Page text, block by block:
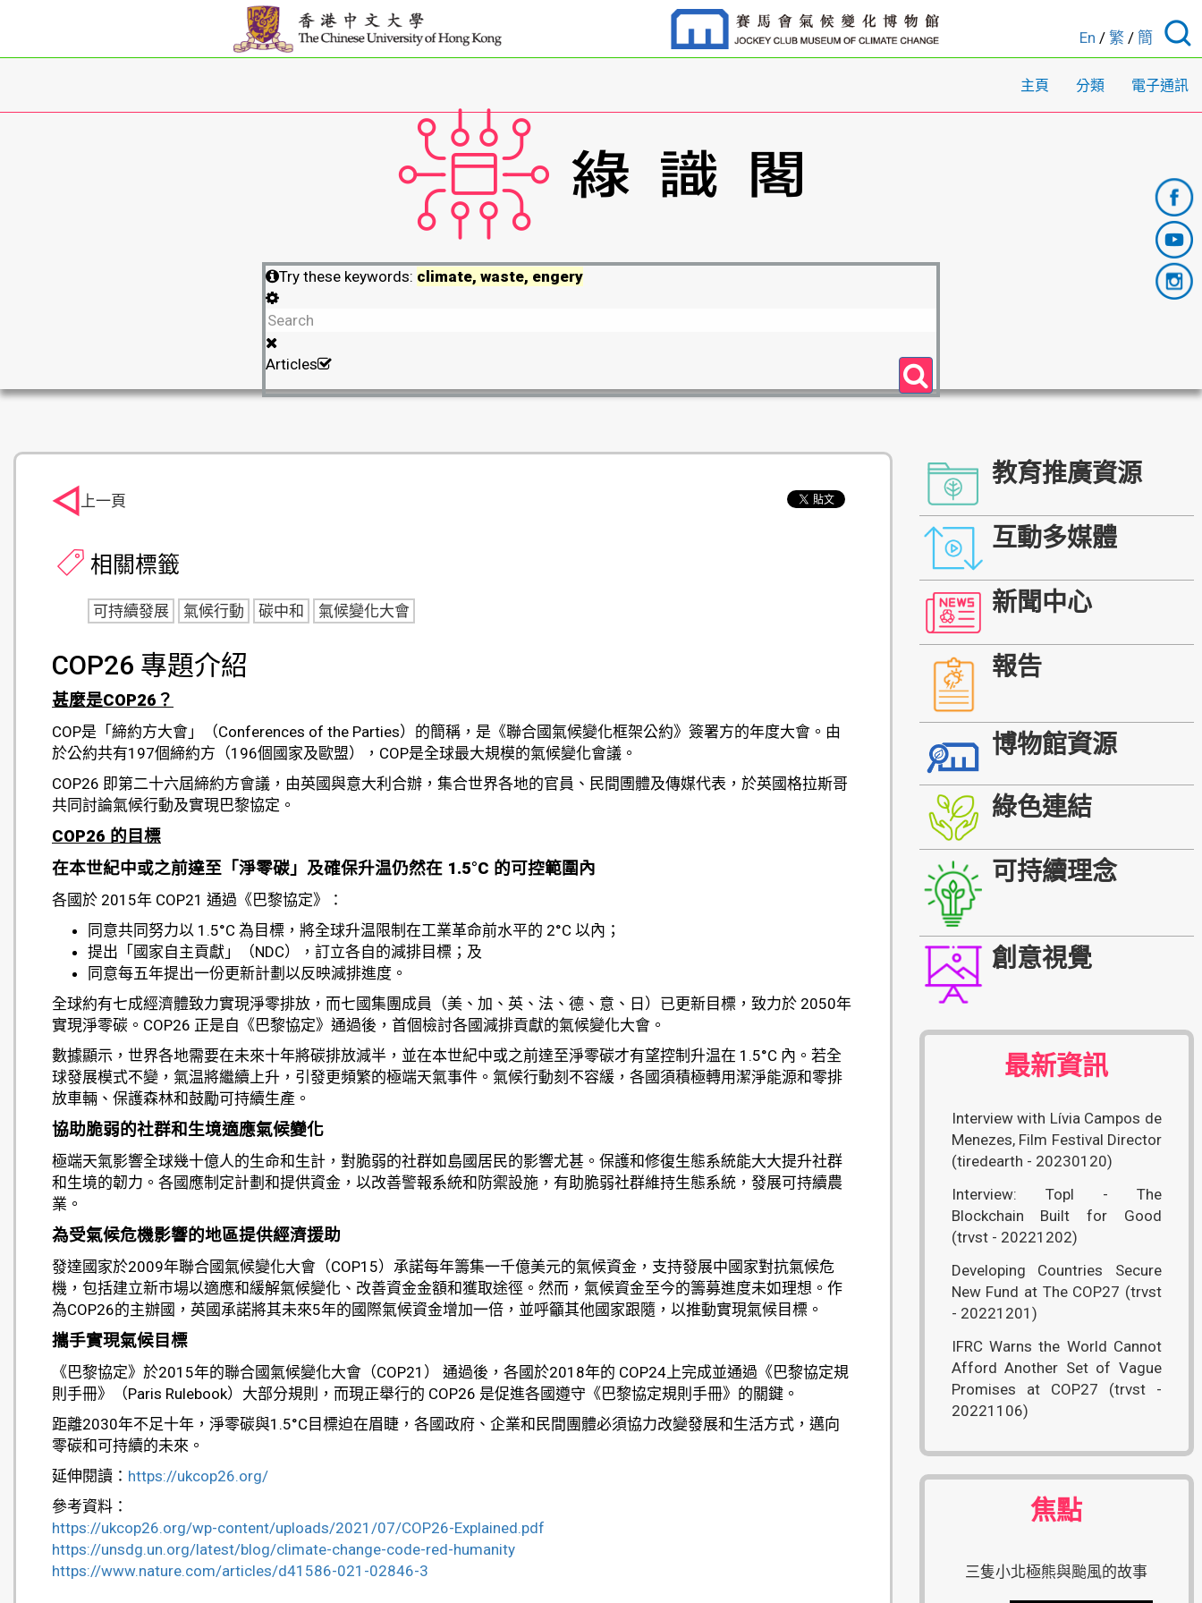
En / 繁 / 簡
主頁 分類 電子通訊
Try these keywords: climate, waste, engery
Articles
COP26 專題介紹
甚麼是COP26？
COP是「締約方大會」（Conferences of the Parties）的簡稱，是《聯合國氣候變化框架公約》簽署方的年度大會。由
於公約共有197個締約方（196個國家及歐盟），COP是全球最大規模的氣候變化會議。
COP26 即第二十六屆締約方會議，由英國與意大利合辦，集合世界各地的官員、民間圑體及傳媒代表，於英國格拉斯哥
共同討論氣候行動及實現巴黎協定。
COP26 的目標
在本世紀中或之前達至 「淨零碳 」 及確保升温仍然在 1.5°C 的可控範圍內
各國於 2015年 COP21 通過《巴黎協定》：
同意共同努力以 1.5°C 為目標，將全球升温限制在工業革命前水平的 2°C 以內；
提出「國家自主貢獻」（NDC），訂立各自的減排目標；及
同意每五年提出一份更新計劃以反映減排進度。
全球約有七成經濟體致力實現淨零排放，而七國集團成員（美、加、英、法、德、意、日）已更新目標，致力於 2050年
實現淨零碳。COP26 正是自《巴黎協定》通過後，首個檢討各國減排貢獻的氣候變化大會。
數據顯示，世界各地需要在未來十年將碳排放減半，並在本世紀中或之前達至淨零碳才有望控制升温在 1.5°C 內。若全
球發展模式不變，氣温將繼續上升，引發更頻繁的極端天氣事件。氣候行動刻不容緩，各國須積極轉用潔淨能源和零排
放車輛、保護森林和鼓勵可持續生產。
協助脆弱的社群和生境適應氣候變化
極端天氣影響全球幾十億人的生命和生計，對脆弱的社群如島國居民的影響尤甚。保護和修復生態系統能大大提升社群
和生境的韌力。各國應制定計劃和提供資金，以改善警報系統和防禦設施，有助脆弱社群維持生態系統，發展可持續農
業。
為受氣候危機影響的地區提供經濟援助
發達國家於2009年聯合國氣候變化大會（COP15）承諾每年籌集一千億美元的氣候資金，支持發展中國家對抗氣候危
機，包括建立新市場以適應和緩解氣候變化、改善資金金額和獲取途徑。然而，氣候資金至今的籌募進度未如理想。作
為COP26的主辦國，英國承諾將其未來5年的國際氣候資金增加一倍，並呼籲其他國家跟隨，以推動實現氣候目標。
攜手實現氣候目標
《巴黎協定》於2015年的聯合國氣候變化大會（COP21） 通過後，各國於2018年的 COP24上完成並通過《巴黎協定規
則手冊》（Paris Rulebook）大部分規則，而現正舉行的 COP26 是促進各國遵守《巴黎協定規則手冊》的關鍵。
距離2030年不足十年，淨零碳與1.5°C目標迫在眉睫，各國政府、企業和民間團體必須協力改變發展和生活方式，邁向
零碳和可持續的未來。
延伸閱讀： https://ukcop26.org/
參考資料：
https://ukcop26.org/wp-content/uploads/2021/07/COP26-Explained.pdf
https://unsdg.un.org/latest/blog/climate-change-code-red-humanity
https://www.nature.com/articles/d41586-021-02846-3
相關標籤
可持續發展 氣候行動 碳中和 氣候變化大會
上一頁
教育推廣資源
互動多媒體
新聞中心
報告
博物館資源
綠色連結
可持續理念
創意視覺
最新資訊
Interview with Lívia Campos de
Menezes, Film Festival Director
(tiredearth - 20230120)
Interview: Topl - The
Blockchain Built for Good
(trvst - 20221202)
Developing Countries Secure
New Fund at The COP27 (trvst
- 20221201)
IFRC Warns the World Cannot
Afford Another Set of Vague
Promises at COP27 (trvst -
20221106)
焦點
三隻小北極熊與颱風的故事